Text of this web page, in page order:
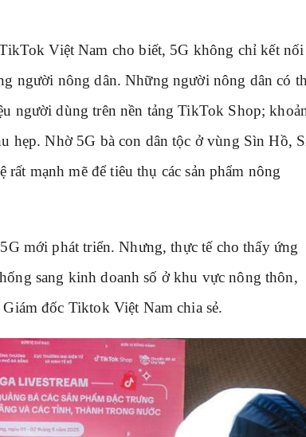
Việt Nam cho biết, 5G không chỉ kết nối
người nông dân. Những người nông dân có
người dùng trên nền tảng TikTok Shop;
hẹp. Nhờ 5G bà con dân tộc ở vùng Sìn Hồ,
mạnh mẽ để tiêu thụ các sản phẩm nông
mới phát triển. Nhưng, thực tế cho thấy ứng
sang kinh doanh số ở khu vực nông thôn,
đốc Tiktok Việt Nam chia sẻ.